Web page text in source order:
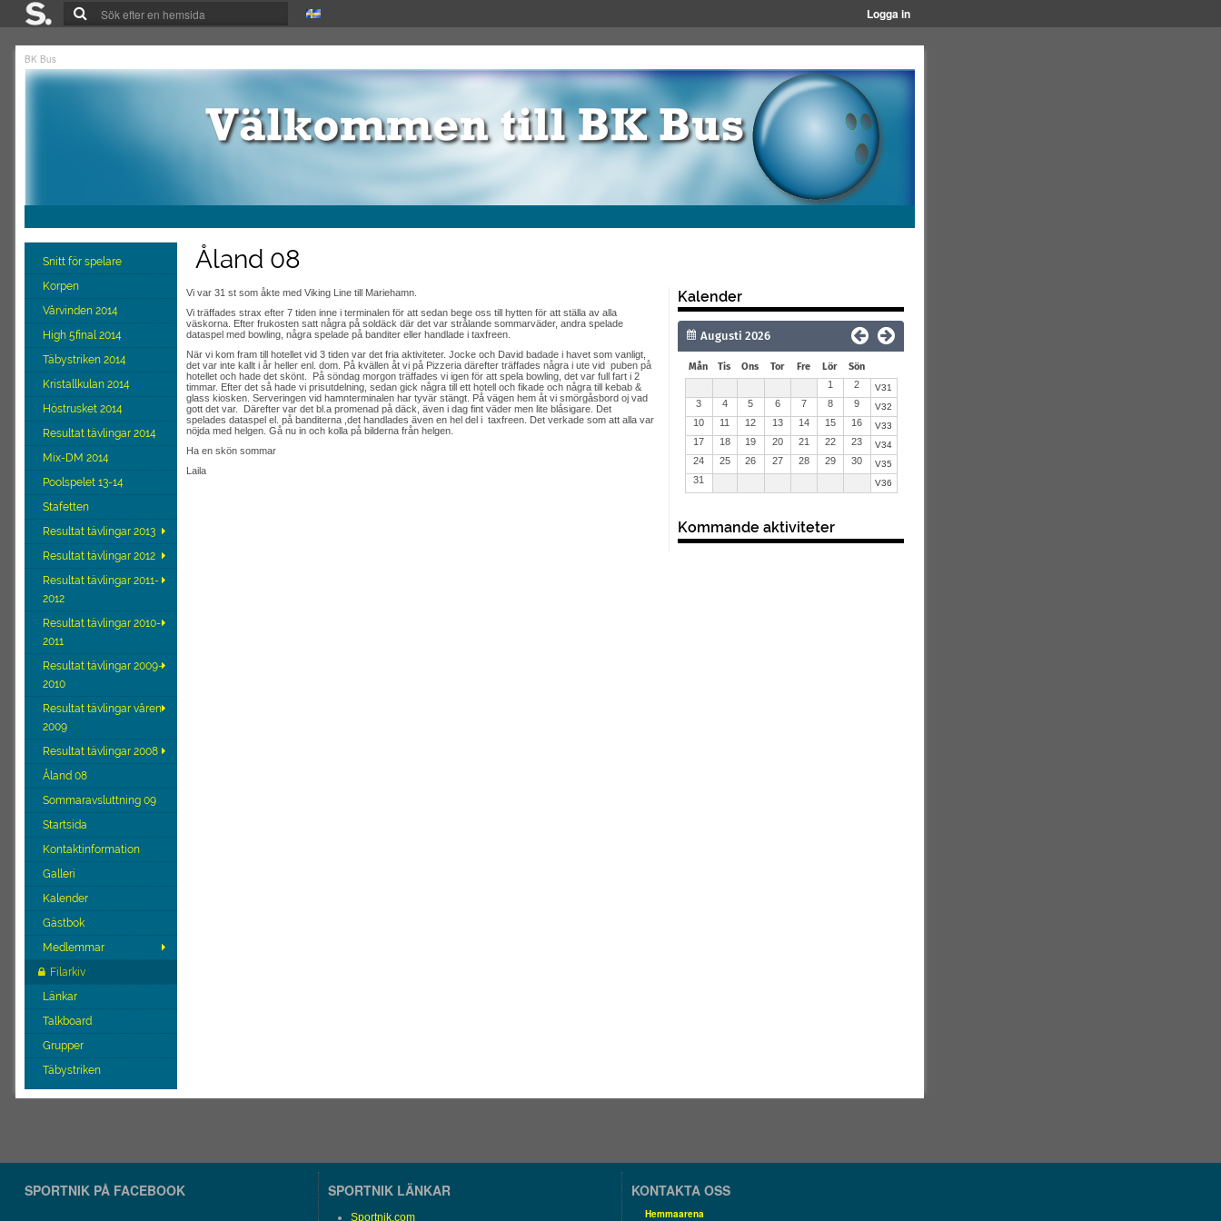
Logga in
BK Bus
Snitt för spelare
Korpen
Vårvinden 2014
High 5final 2014
Täbystriken 2014
Kristallkulan 2014
Höstrusket 2014
Resultat tävlingar 2014
Mix-DM 2014
Poolspelet 13-14
Stafetten
Resultat tävlingar 2013
Resultat tävlingar 2012
Resultat tävlingar 2011-
2012
Resultat tävlingar 2010-
2011
Resultat tävlingar 2009-
2010
Resultat tävlingar våren
2009
Resultat tävlingar 2008
Åland 08
Sommaravsluttning 09
Startsida
Kontaktinformation
Galleri
Kalender
Gästbok
Medlemmar
Filarkiv
Länkar
Talkboard
Grupper
Täbystriken
Åland 08
Vi var 31 st som åkte med Viking Line till Mariehamn.
Vi träffades strax efter 7 tiden inne i terminalen för att sedan bege oss till hytten för att ställa av alla
väskorna. Efter frukosten satt några på soldäck där det var strålande sommarväder, andra spelade
dataspel med bowling, några spelade på banditer eller handlade i taxfreen.
När vi kom fram till hotellet vid 3 tiden var det fria aktiviteter. Jocke och David badade i havet som vanligt,
det var inte kallt i år heller enl. dom. På kvällen åt vi på Pizzeria därefter träffades några i ute vid puben på
hotellet och hade det skönt. På söndag morgon träffades vi igen för att spela bowling, det var full fart i 2
timmar. Efter det så hade vi prisutdelning, sedan gick några till ett hotell och fikade och några till kebab &
glass kiosken. Serveringen vid hamnterminalen har tyvär stängt. På vägen hem åt vi smörgåsbord oj vad
gott det var. Därefter var det bl.a promenad på däck, även i dag fint väder men lite blåsigare. Det
spelades dataspel el. på banditerna ,det handlades även en hel del i taxfreen. Det verkade som att alla var
nöjda med helgen. Gå nu in och kolla på bilderna från helgen.
Ha en skön sommar
Laila
Kalender
Mån Tis Ons Tor Fre Lör Sön
1 2 V31
3 4 5 6 7 8 9 V32
10 11 12 13 14 15 16 V33
17 18 19 20 21 22 23 V34
24 25 26 27 28 29 30 V35
31 V36
Kommande aktiviteter
SPORTNIK PÅ FACEBOOK SPORTNIK LÄNKAR
Sportnik.com
KONTAKTA OSS
Hemmaarena